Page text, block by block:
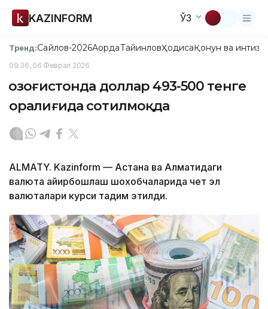
KAZINFORM ЎЗ
Тренд:Сайлов-2026АқордаТайинловҲодисаҚонун ва
09:36, 06 Феврал 2026
Қозоғистонда доллар 493-500 тенге
оралиғида сотилмоқда
ALMATY. Kazinform — Астана ва Алматидаги
валюта айирбошлаш шохобчаларида чет эл
валюталари курси тақдим этилди.